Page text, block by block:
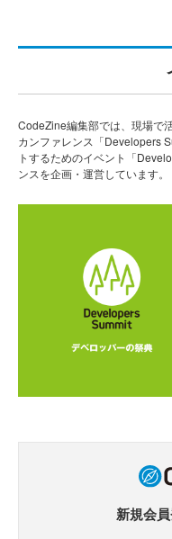
CodeZine編集部では、現場で
カンファレンス「Developers
トするためのイベント「
ンスを企画・運営しています。
新規会